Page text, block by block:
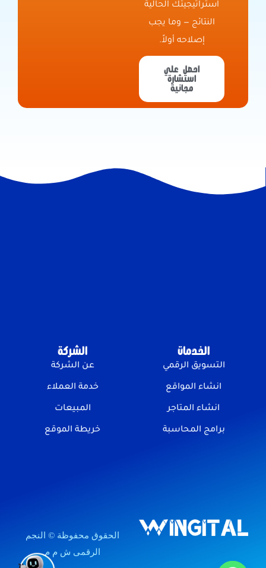
استراتيجيتك الحالية
النتائج — وما يجب
إصلاحه أولاً.
احصل علي
استشارة
مجانية
الخدمات
التسويق الرقمي
انشاء المواقع
انشاء المتاجر
برامج المحاسبة
الشركة
عن الشركة
خدمة العملاء
المبيعات
خريطة الموقع
الحقوق محفوظة © النجم
الرقمى ش م م